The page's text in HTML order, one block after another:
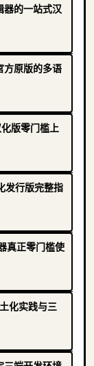
的一站式汉
原版的多语
版零门槛上
发行版完整指
真正零门槛使
化实践与三